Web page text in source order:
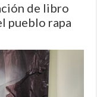
de libro
pueblo rapa